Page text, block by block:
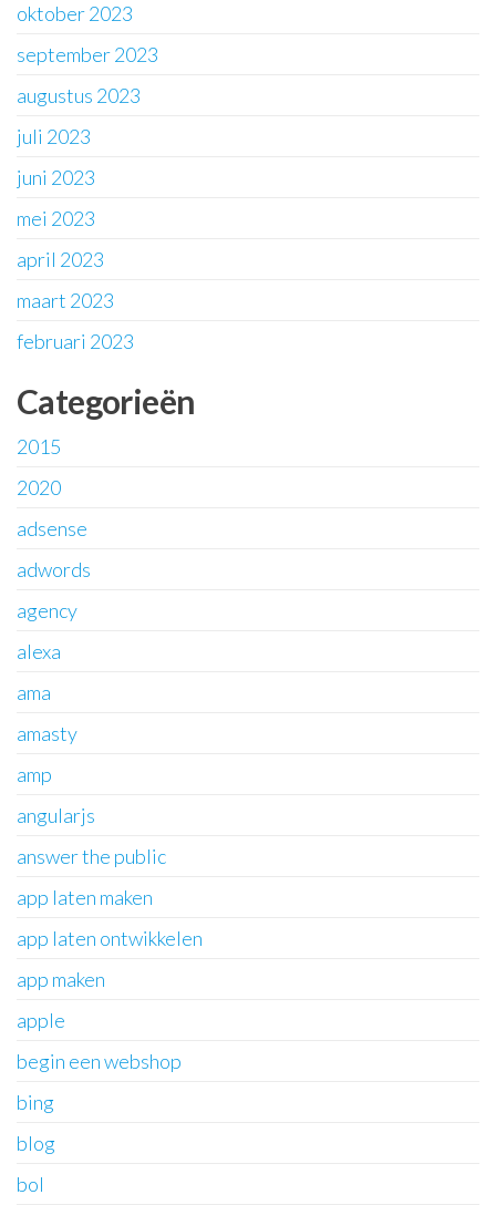
oktober 2023
september 2023
augustus 2023
juli 2023
juni 2023
mei 2023
april 2023
maart 2023
februari 2023
Categorieën
2015
2020
adsense
adwords
agency
alexa
ama
amasty
amp
angularjs
answer the public
app laten maken
app laten ontwikkelen
app maken
apple
begin een webshop
bing
blog
bol